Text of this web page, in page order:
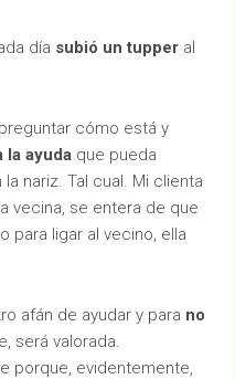
día subió un tupper al
cómo está y
la ayuda que pueda
nariz. Tal cual. Mi clienta
vecina, se entera de que
para ligar al vecino, ella
afán de ayudar y para no
será valorada.
porque, evidentemente,